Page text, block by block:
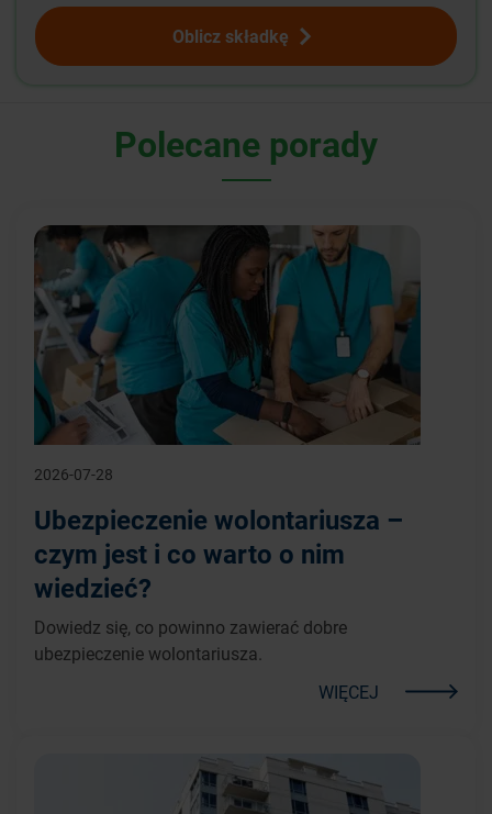
Oblicz składkę
Polecane porady
2026-07-28
Ubezpieczenie wolontariusza –
czym jest i co warto o nim
wiedzieć?
Dowiedz się, co powinno zawierać dobre
ubezpieczenie wolontariusza.
WIĘCEJ